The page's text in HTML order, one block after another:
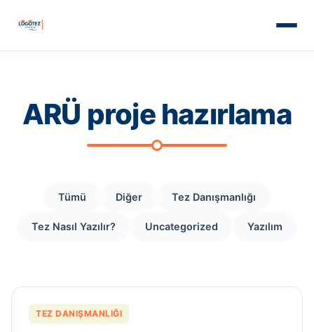
ARÜ proje hazırlama
Tümü Diğer Tez Danışmanlığı
Tez Nasıl Yazılır? Uncategorized Yazılım
TEZ DANIŞMANLIĞI